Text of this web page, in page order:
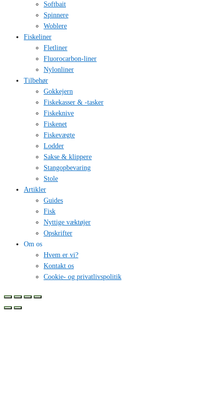
Softbait
Spinnere
Woblere
Fiskeliner
Fletliner
Fluorocarbon-liner
Nylonliner
Tilbehør
Gokkejern
Fiskekasser & -tasker
Fiskeknive
Fiskenet
Fiskevægte
Lodder
Sakse & klippere
Stangopbevaring
Stole
Artikler
Guides
Fisk
Nyttige væktøjer
Opskrifter
Om os
Hvem er vi?
Kontakt os
Cookie- og privatlivspolitik